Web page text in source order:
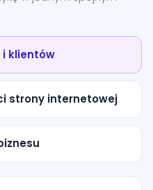
klientów
strony internetowej